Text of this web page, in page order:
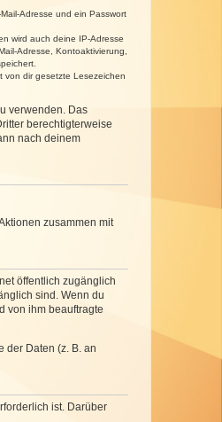
Adresse und ein Passwort
wird auch deine IP-Adresse
Adresse, Kontoaktivierung,
von dir gesetzte Lesezeichen
verwenden. Das
berechtigterweise
nach deinem
zusammen mit
öffentlich zugänglich
sind. Wenn du
von ihm beauftragte
der Daten (z. B. an
ist. Darüber